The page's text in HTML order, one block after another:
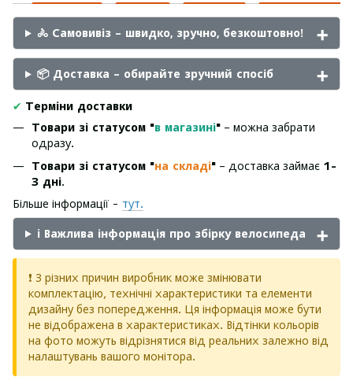
🚴 Самовивіз – швидко, зручно, безкоштовно!
📦 Доставка – обирайте зручний спосіб
✔ Терміни доставки
Товари зі статусом "в магазині" – можна забрати
одразу.
Товари зі статусом "на складі" – доставка займає 1-
3 дні.
Більше інформації - тут.
ℹ️ Важлива інформація про збірку велосипеда
❗ З різних причин виробник може змінювати
комплектацію, технічні характеристики та елементи
дизайну без попередження. Ця інформація може бути
не відображена в характеристиках. Відтінки кольорів
на фото можуть відрізнятися від реальних залежно від
налаштувань вашого монітора.